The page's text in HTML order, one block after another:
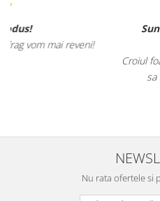
Sunt mai mult decat
tricourilor
Croiul foarte frumos, am
sa revin cu alte
Nu rata ofertele si